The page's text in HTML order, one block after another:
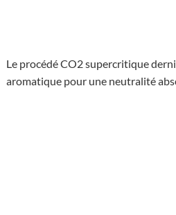
Le procédé CO2 supercritique
aromatique pour une neutralité